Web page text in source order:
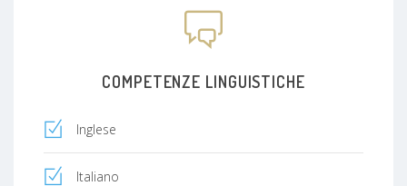
COMPETENZE LINGUISTICHE
Inglese
Italiano